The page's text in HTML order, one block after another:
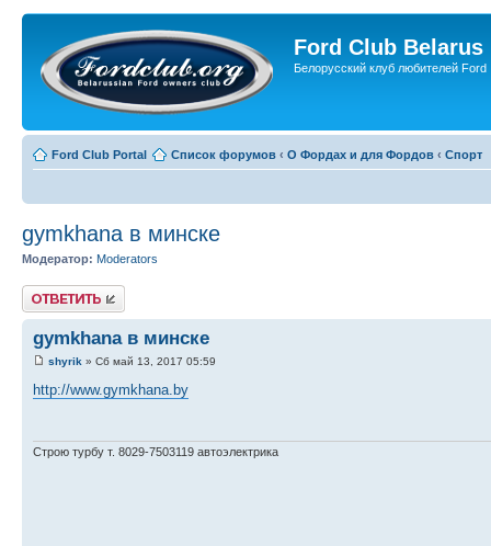
Ford Club Belarus
Белорусский клуб любителей Ford
Ford Club Portal Список форумов ‹ О Фордах и для Фордов ‹ Спорт
gymkhana в минске
Модератор: Moderators
Ответить
gymkhana в минске
shyrik » Сб май 13, 2017 05:59
http://www.gymkhana.by
Строю турбу т. 8029-7503119 автоэлектрика